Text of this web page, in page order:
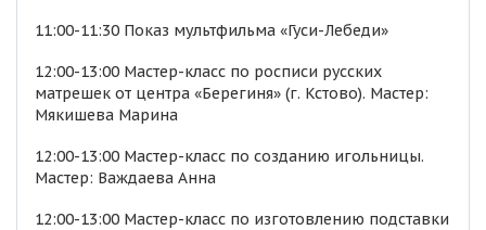
11:00-11:30 Показ мультфильма «Гуси-Лебеди»
12:00-13:00 Мастер-класс по росписи русских
матрешек от центра «Берегиня» (г. Кстово). Мастер:
Мякишева Марина
12:00-13:00 Мастер-класс по созданию игольницы.
Мастер: Важдаева Анна
12:00-13:00 Мастер-класс по изготовлению подставки